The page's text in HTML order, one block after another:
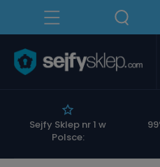
Sejfy Sklep nr 1 w
Polsce: